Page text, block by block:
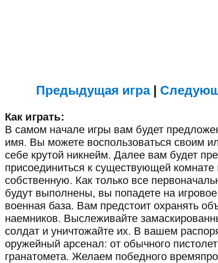
Предыдущая игра|
Как играть:
В самом начале игры вам будет
имя. Вы можете воспользоваться своим
себе крутой никнейм. Далее вам будет
присоединиться к существующей комнате
собственную. Как только все
будут выполнены, вы попадете на
военная база. Вам предстоит охранять
наемников. Выслеживайте
солдат и уничтожайте их. В вашем
оружейный арсенал: от обычного
гранатомета. Желаем победного